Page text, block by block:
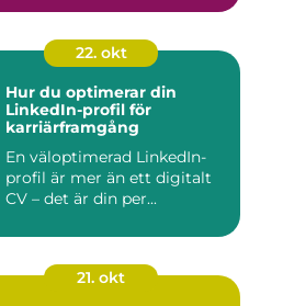
22. okt
Hur du optimerar din
LinkedIn-profil för
karriärframgång
En väloptimerad LinkedIn-
profil är mer än ett digitalt
CV – det är din per...
21. okt